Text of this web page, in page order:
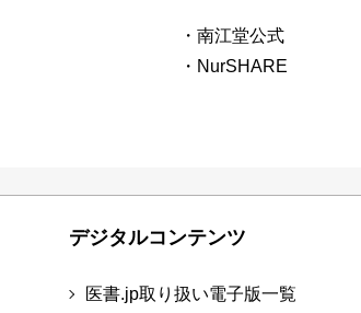
・南江堂公式
・NurSHARE
デジタルコンテンツ
医書.jp取り扱い電子版一覧